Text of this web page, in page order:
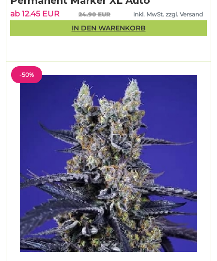
-50%
ab 12.45 EUR 24.90 EUR inkl. MwSt. zzgl. Versand
IN DEN WARENKORB